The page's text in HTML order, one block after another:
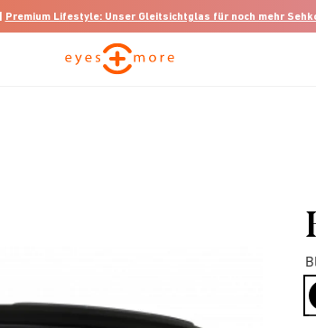
Premium Lifestyle: Unser Gleitsichtglas für noch mehr